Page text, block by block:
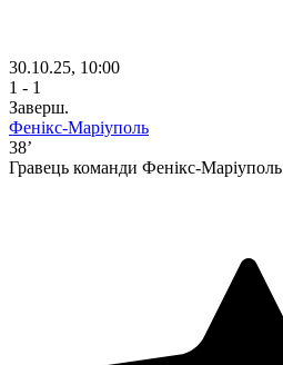
30.10.25, 10:00
1 - 1
Заверш.
Фенікс-Маріуполь
38’
Гравець команди Фенікс-Маріуполь